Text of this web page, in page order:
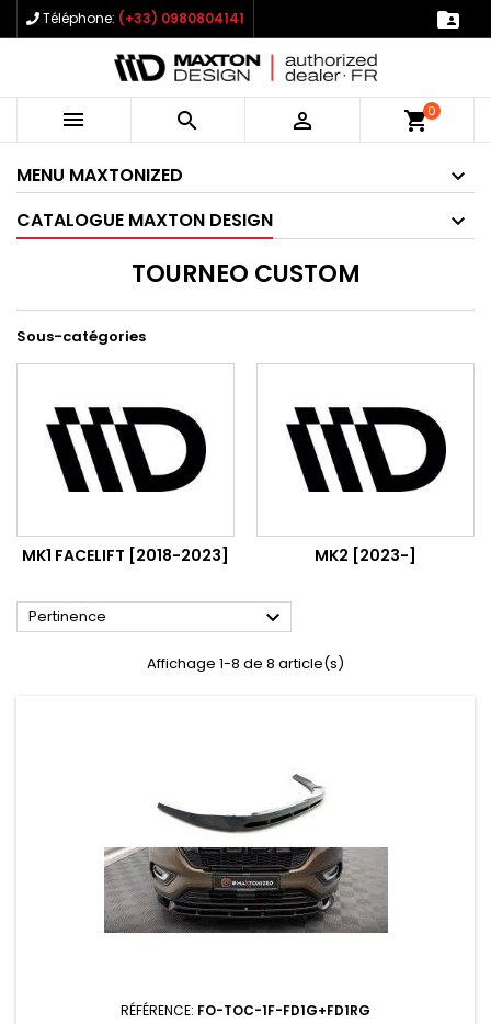
Téléphone: (+33) 0980804141 
   shopping_cart0
MENU MAXTONIZED
CATALOGUE MAXTON DESIGN
TOURNEO CUSTOM
Sous-catégories
MK1 FACELIFT [2018-2023] MK2 [2023-]
Pertinence 
Affichage 1-8 de 8 article(s)
RÉFÉRENCE: FO-TOC-1F-FD1G+FD1RG